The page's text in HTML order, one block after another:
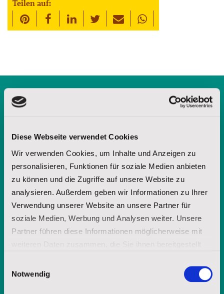
Diese Webseite verwendet Cookies
Wir verwenden Cookies, um Inhalte und Anzeigen zu
personalisieren, Funktionen für soziale Medien anbieten
zu können und die Zugriffe auf unsere Website zu
analysieren. Außerdem geben wir Informationen zu Ihrer
Verwendung unserer Website an unsere Partner für
soziale Medien, Werbung und Analysen weiter. Unsere
Partner führen diese Informationen möglicherweise mit
gesammelt haben.
Notwendig
Teilen auf:
Kostenlose Broschüre